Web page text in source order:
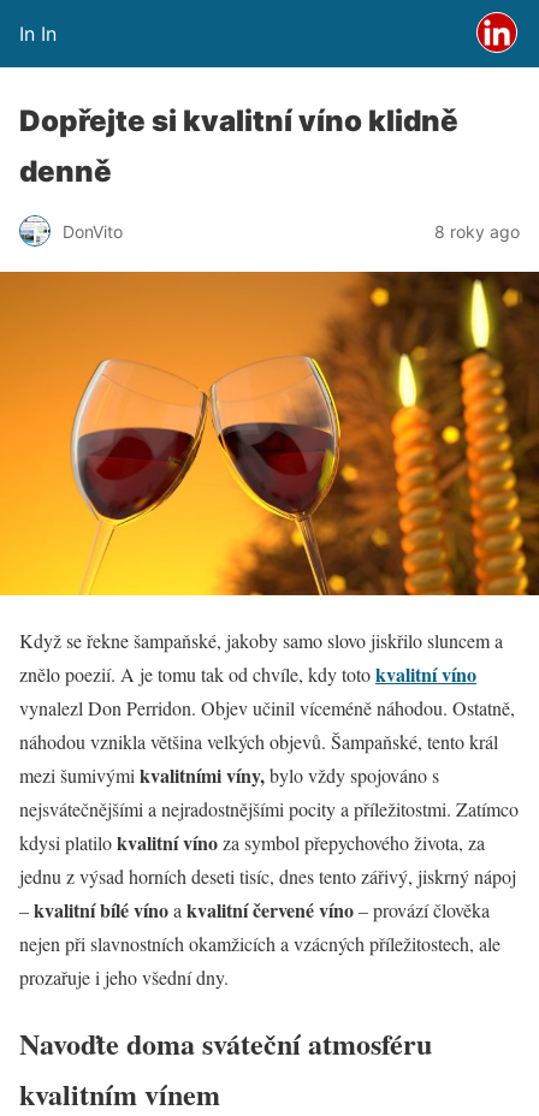
In In
Dopřejte si kvalitní víno klidně
denně
DonVito 8 roky ago
Když se řekne šampaňské, jakoby samo slovo jiskřilo sluncem a
znělo poezií. A je tomu tak od chvíle, kdy totokvalitní víno
vynalezl Don Perridon. Objev učinil víceméně náhodou. Ostatně,
náhodou vznikla většina velkých objevů. Šampaňské, tento král
mezi šumivými kvalitními víny,bylo vždy spojováno s
nejsvátečnějšími a nejradostnějšími pocity a příležitostmi. Zatímco
kdysi platilokvalitní vínoza symbol přepychového života, za
jednu z výsad horních deseti tisíc, dnes tento zářivý, jiskrný nápoj
–kvalitní bílé vínoa kvalitní červené víno– provází člověka
nejen při slavnostních okamžicích a vzácných příležitostech, ale
prozařuje i jeho všední dny.
Navoďte doma sváteční atmosféru
kvalitním vínem